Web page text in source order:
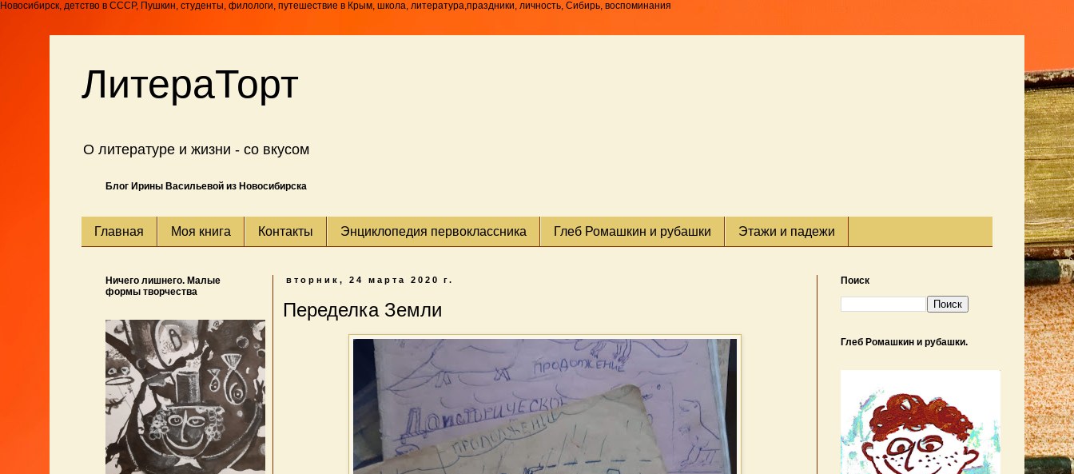
Новосибирск, детство в СССР, Пушкин, студенты, филологи, путешествие в Крым, школа, литература,праздники, личность, Сибирь, воспоминания
ЛитераТорт
О литературе и жизни - со вкусом
Блог Ирины Васильевой из Новосибирска
Главная Моя книга Контакты Энциклопедия первоклассника Глеб Ромашкин и рубашки Этажи и падежи
вторник, 24 марта 2020 г.
Переделка Земли
Ничего лишнего. Малые
формы творчества
Поиск
Глеб Ромашкин и рубашки.